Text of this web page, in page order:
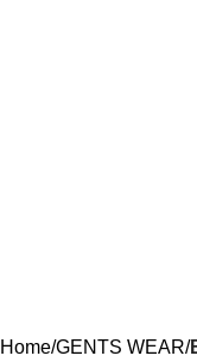
Home GENTS WEAR